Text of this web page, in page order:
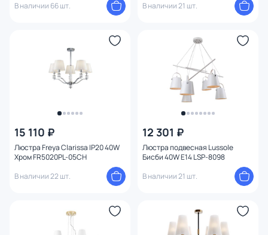
В наличии 66 шт.
В наличии 21 шт.
15 110 ₽
Люстра Freya Clarissa IP20 40W
Хром FR5020PL-05CH
В наличии 22 шт.
12 301 ₽
Люстра подвесная Lussole
Бисби 40W E14 LSP-8098
В наличии 21 шт.
Вид лампы
Тип помещения
Форма
Вид рассеивателя
Количество плафонов